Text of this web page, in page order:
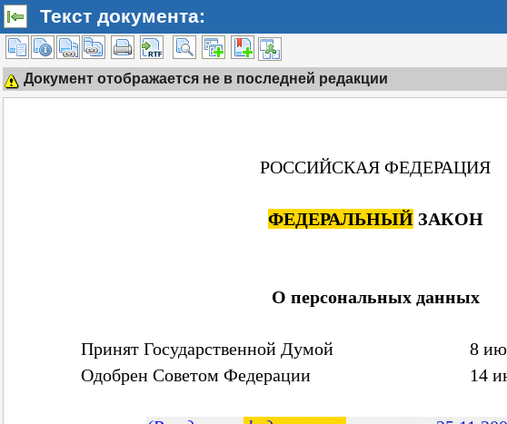
Текст документа:
Документ отображается не в последней редакции